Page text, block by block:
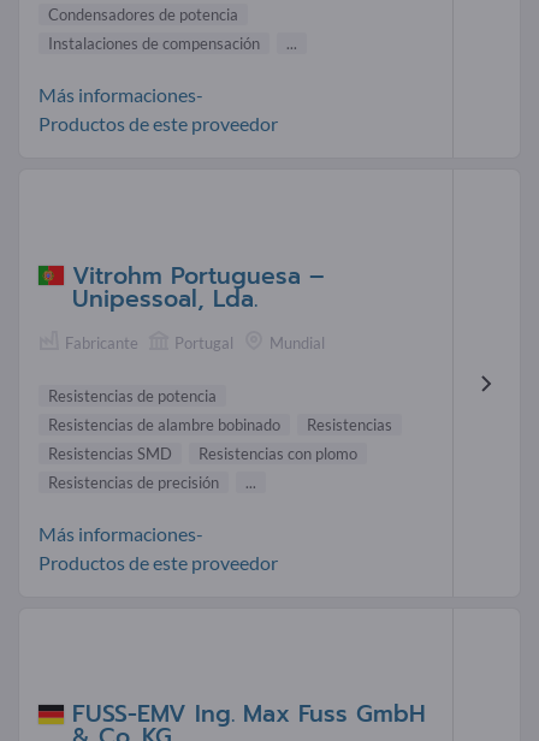
Condensadores de potencia
Instalaciones de compensación
...
Más informaciones-
Productos de este proveedor
Vitrohm Portuguesa –
Unipessoal, Lda.
Fabricante Portugal Mundial
Resistencias de potencia
Resistencias de alambre bobinado
Resistencias
Resistencias SMD
Resistencias con plomo
Resistencias de precisión
...
Más informaciones-
Productos de este proveedor
FUSS-EMV Ing. Max Fuss GmbH